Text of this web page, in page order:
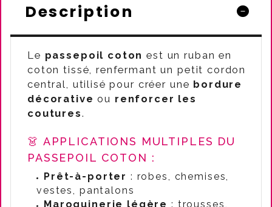
Description
Le passepoil coton est un ruban en
coton tissé, renfermant un petit cordon
central, utilisé pour créer une bordure
décorative ou renforcer les
coutures.
👗 APPLICATIONS MULTIPLES DU
PASSEPOIL COTON :
Prêt-à-porter : robes, chemises,
vestes, pantalons
Maroquinerie légère : trousses,